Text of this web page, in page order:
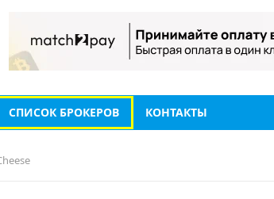
СПИСОК БРОКЕРОВ КОНТАКТЫ